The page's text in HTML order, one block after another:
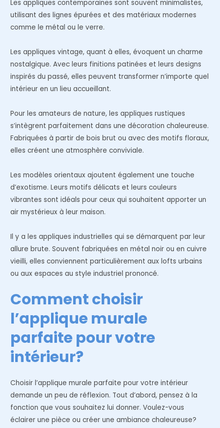
Les appliques contemporaines sont souvent minimalistes,
utilisant des lignes épurées et des matériaux modernes
comme le métal ou le verre.
Les appliques vintage, quant à elles, évoquent un charme
nostalgique. Avec leurs finitions patinées et leurs designs
inspirés du passé, elles peuvent transformer n’importe quel
intérieur en un lieu accueillant.
Pour les amateurs de nature, les appliques rustiques
s’intègrent parfaitement dans une décoration chaleureuse.
Fabriquées à partir de bois brut ou avec des motifs floraux,
elles créent une atmosphère conviviale.
Les modèles orientaux ajoutent également une touche
d’exotisme. Leurs motifs délicats et leurs couleurs
vibrantes sont idéals pour ceux qui souhaitent apporter un
air mystérieux à leur maison.
Il y a les appliques industrielles qui se démarquent par leur
allure brute. Souvent fabriquées en métal noir ou en cuivre
vieilli, elles conviennent particulièrement aux lofts urbains
ou aux espaces au style industriel prononcé.
Comment choisir
l’applique murale
parfaite pour votre
intérieur?
Choisir l’applique murale parfaite pour votre intérieur
demande un peu de réflexion. Tout d’abord, pensez à la
fonction que vous souhaitez lui donner. Voulez-vous
éclairer une pièce ou créer une ambiance chaleureuse?